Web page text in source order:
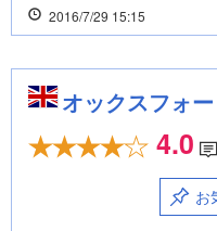
2016/7/29 15:15
オックスフォー
4.0
お